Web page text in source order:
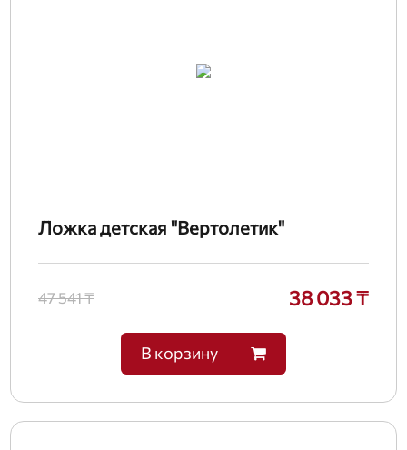
Ложка детская "Вертолетик"
47 541 ₸ 38 033 ₸
В корзину